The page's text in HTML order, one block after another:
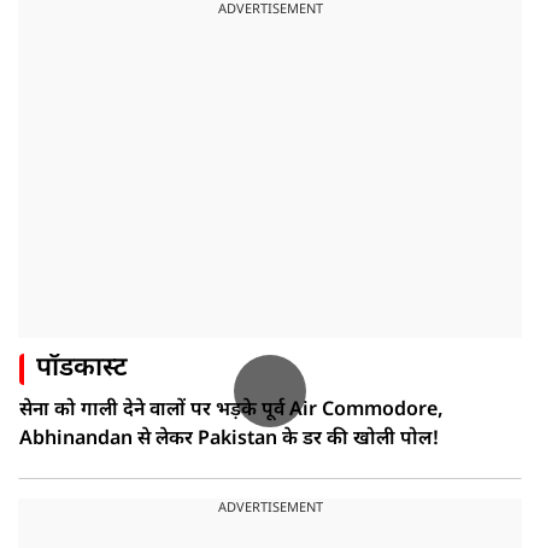
ADVERTISEMENT
पॉडकास्ट
सेना को गाली देने वालों पर भड़के पूर्व Air Commodore,
Abhinandan से लेकर Pakistan के डर की खोली पोल!
ADVERTISEMENT